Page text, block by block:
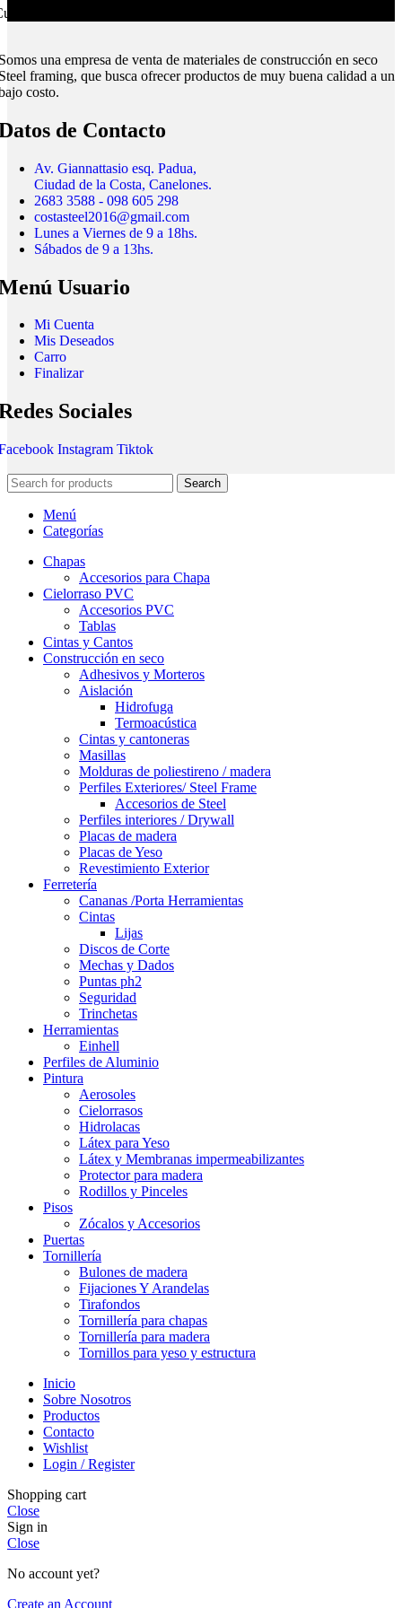
todo el país.
una empresa de venta de materiales de construcción en seco
framing, que busca ofrecer productos de muy buena calidad a un
costo.
de Contacto
Av. Giannattasio esq. Padua,
Ciudad de la Costa, Canelones.
2683 3588 - 098 605 298
costasteel2016@gmail.com
Lunes a Viernes de 9 a 18hs.
Sábados de 9 a 13hs.
Usuario
Mi Cuenta
Mis Deseados
Carro
Finalizar
Sociales
Instagram Tiktok
Search
Menú
Categorías
Chapas
Accesorios para Chapa
Cielorraso PVC
Accesorios PVC
Tablas
Cintas y Cantos
Construcción en seco
Adhesivos y Morteros
Aislación
Hidrofuga
Termoacústica
Cintas y cantoneras
Masillas
Molduras de poliestireno / madera
Perfiles Exteriores/ Steel Frame
Accesorios de Steel
Perfiles interiores / Drywall
Placas de madera
Placas de Yeso
Revestimiento Exterior
Ferretería
Cananas /Porta Herramientas
Cintas
Lijas
Discos de Corte
Mechas y Dados
Puntas ph2
Seguridad
Trinchetas
Herramientas
Einhell
Perfiles de Aluminio
Pintura
Aerosoles
Cielorrasos
Hidrolacas
Látex para Yeso
Látex y Membranas impermeabilizantes
Protector para madera
Rodillos y Pinceles
Pisos
Zócalos y Accesorios
Puertas
Tornillería
Bulones de madera
Fijaciones Y Arandelas
Tirafondos
Tornillería para chapas
Tornillería para madera
Tornillos para yeso y estructura
Inicio
Sobre Nosotros
Productos
Contacto
Wishlist
Login / Register
Shopping cart
Close
Sign in
Close
No account yet?
Create an Account